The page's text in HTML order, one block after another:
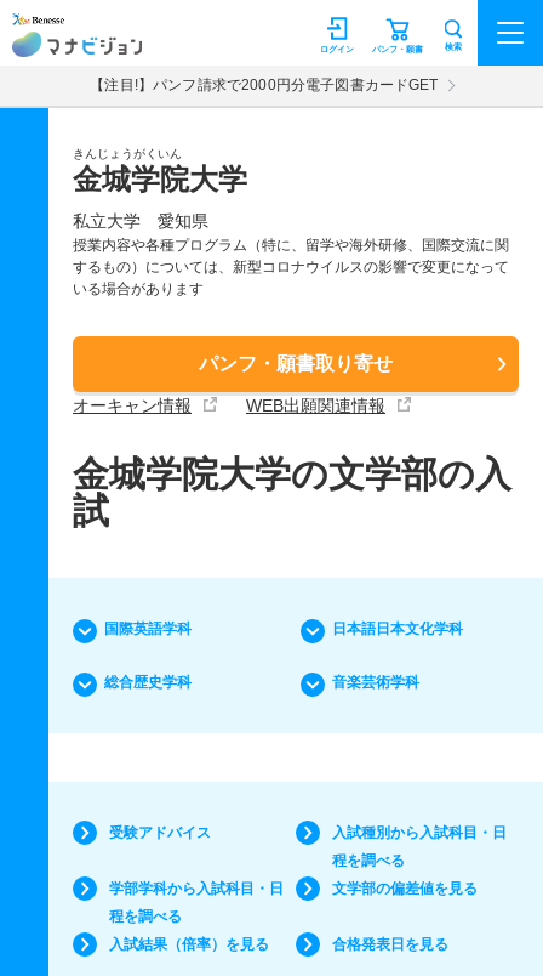
マナビジョン パンフ・願書
ログイン 検索
【注目!】パンフ請求で2000円分電子図書カードGET
きんじょうがくいん
金城学院大学
私立大学 愛知県
授業内容や各種プログラム（特に、留学や海外研修、国際交流に関
するもの）については、新型コロナウイルスの影響で変更になって
いる場合があります
パンフ・願書取り寄せ
オーキャン情報 WEB出願関連情報
金城学院大学の文学部の入
試
国際英語学科 日本語日本文化学科
総合歴史学科 音楽芸術学科
受験アドバイス
入試種別から入試科目・日
程を調べる
学部学科から入試科目・日
程を調べる
文学部の偏差値を見る
入試結果（倍率）を見る 合格発表日を見る